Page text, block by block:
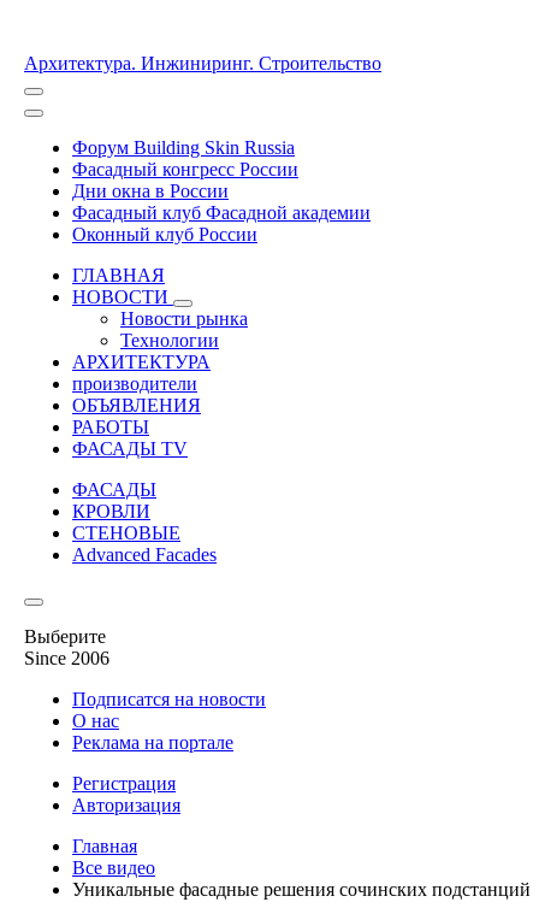
Архитектура. Инжиниринг. Строительство
Форум Building Skin Russia
Фасадный конгресс России
Дни окна в России
Фасадный клуб Фасадной академии
Оконный клуб России
ГЛАВНАЯ
НОВОСТИ
Новости рынка
Технологии
АРХИТЕКТУРА
производители
ОБЪЯВЛЕНИЯ
РАБОТЫ
ФАСАДЫ TV
ФАСАДЫ
КРОВЛИ
СТЕНОВЫЕ
Advanced Facades
Выберите
Since 2006
Подписатся на новости
О нас
Реклама на портале
Регистрация
Авторизация
Главная
Все видео
Уникальные фасадные решения сочинских подстанций